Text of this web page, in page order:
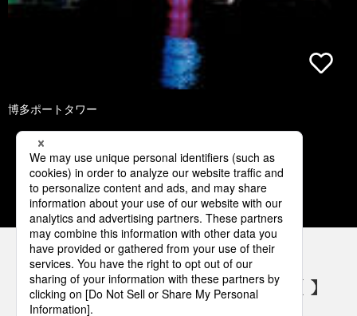
博多ポートタワー
1 2 3
パナソニックの電気設備 SNSアカウント